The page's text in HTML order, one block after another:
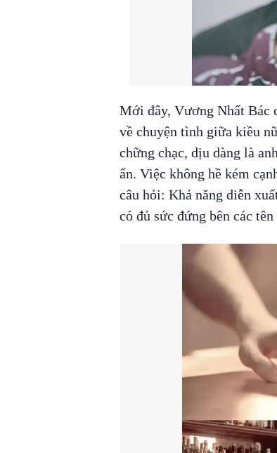
Mới đây, Vương Nhất Bác
về chuyện tình giữa kiều
chững chạc, dịu dàng là
ẩn. Việc không hề kém
câu hỏi: Khả năng diễn
có đủ sức đứng bên các